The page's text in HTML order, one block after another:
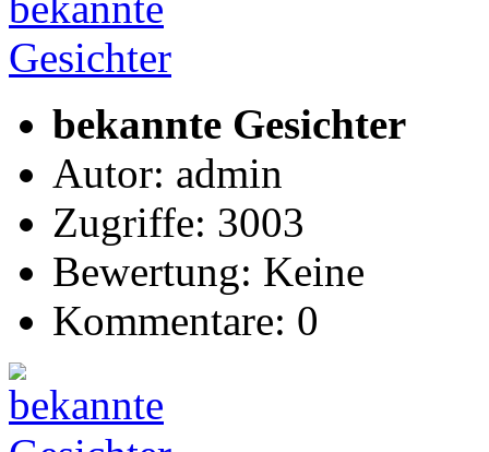
bekannte Gesichter
Autor: admin
Zugriffe: 3003
Bewertung: Keine
Kommentare: 0